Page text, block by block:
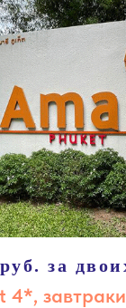
за
4*, завтраки